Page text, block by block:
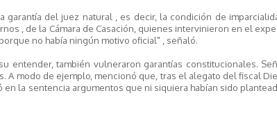
del juez natural , es decir, la condición de
, de la Cámara de Casación, quienes intervinieron en el
no había ningún motivo oficial" , señaló.
entender, también vulneraron garantías constitucionales.
modo de ejemplo, mencionó que, tras el alegato del fiscal
la sentencia argumentos que ni siquiera habían sido